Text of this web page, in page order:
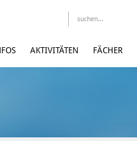
AKTIVITÄTEN FÄCHER